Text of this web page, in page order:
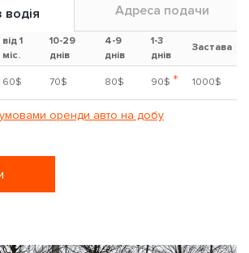
водія Адреса подачи
від 1
міс.
10-29
днів
4-9
днів
1-3
днів
Застава
60$ 70$ 80$ 90$ * 1000$
умовами оренди авто на добу